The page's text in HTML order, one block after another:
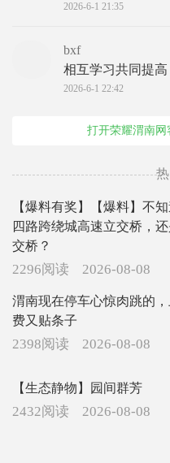
2026-6-1 21:35
bxf
相互学习共同提高
2026-6-1 22:42
打开荣耀渭南
【爆料有奖】【爆料】不
四路跨绕城高速立交桥，
交桥？
2296阅读 2026-08-08
渭南现在停车心惊肉跳的
费又贴条子
2398阅读 2026-08-08
【生态静物】园间群芳
2432阅读 2026-08-08